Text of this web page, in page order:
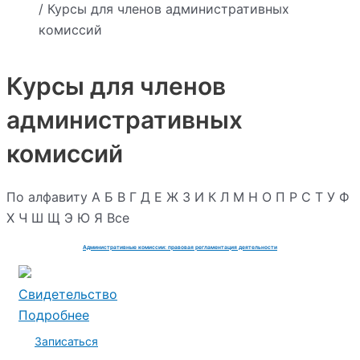
/ Курсы для членов административных
комиссий
Курсы для членов
административных
комиссий
По алфавиту А Б В Г Д Е Ж З И К Л М Н О П Р С Т У Ф
Х Ч Ш Щ Э Ю Я Все
Административные комиссии: правовая регламентация деятельности
Свидетельство
Подробнее
Записаться